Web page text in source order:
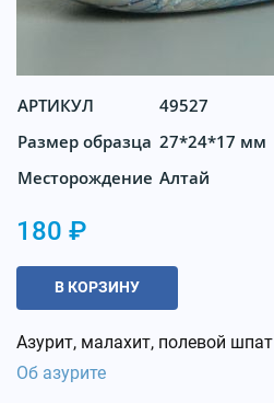
АРТИКУЛ
49527
Размер образца 27*24*17 мм
Месторождение Алтай
180 ₽
В КОРЗИНУ
Азурит, малахит, полевой шпат
Об азурите